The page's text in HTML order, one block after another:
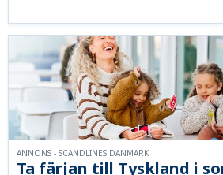
Ta färjan till Tyskland i
ANNONS - SCANDLINES DANMARK